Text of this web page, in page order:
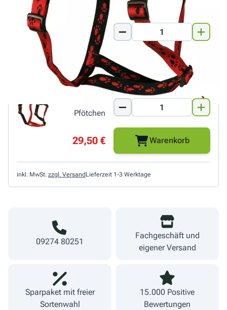
braun/beige
Pfötchen
29,50 € Warenkorb
Pfötchen
29,50 € Warenkorb
inkl. MwSt. zzgl. Versand Lieferzeit 1-3 Werktage
09274 80251
Fachgeschäft und
eigener Versand
Sparpaket mit freier
Sortenwahl
15.000 Positive
Bewertungen